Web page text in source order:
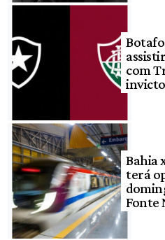
com
invicto
Bahia
terá
Fonte